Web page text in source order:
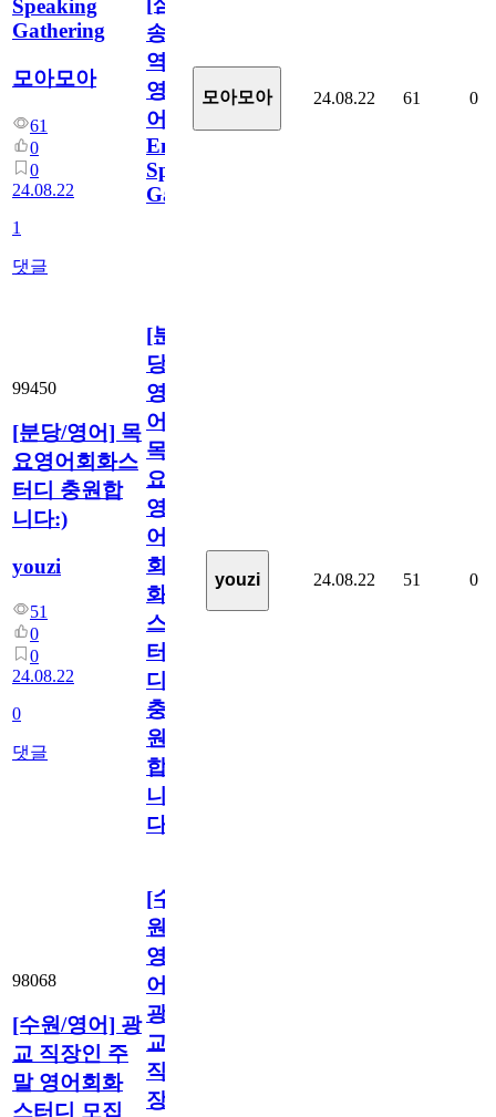
Speaking
Gathering
모아모아
61
0
0
24.08.22
1
댓글
송
역/
영
어]
English
Speaking
Gathering
모아모아 24.08.22 61 0
99450
[분당/영어] 목
요영어회화스
터디 충원합
니다:)
youzi
51
0
0
24.08.22
0
댓글
[분
당/
영
어]
목
요
영
어
회
화
스
터
디
충
원
합
니
다:)
youzi 24.08.22 51 0
98068
[수원/영어] 광
교 직장인 주
말 영어회화
스터디 모집
[수
원/
영
어]
광
교
직
장